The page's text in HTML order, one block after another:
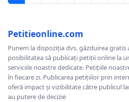
Petitieonline.com
Punem la dispoziția dvs. găzduirea
posibilitatea să publicați petiții online la
serviciile noastre dedicate. Petițiile
în fiecare zi. Publicarea petițiilor prin
oferă impact și vizibilitate către publicul
au putere de decizie